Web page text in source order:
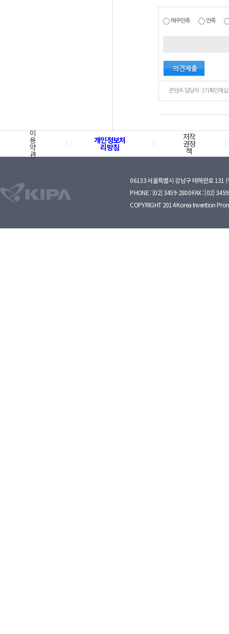
매우만족 만족
이
용
약
관
개인정보처
리방침
저작
권정
책
06133 서울특별시 강남구 테헤란로 131 (
PHONE : [02] 3459-2800·FAX : [02]
COPYRIGHT 2014 Korea Invention